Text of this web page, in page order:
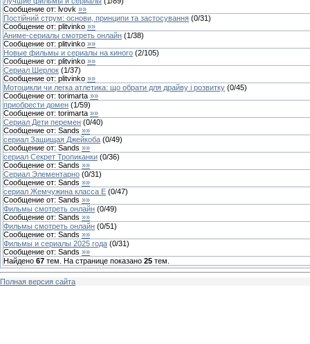
Сообщение от: lvovk »»
Постійний струм: основи, принципи та застосування (0/31)
Сообщение от: plitvinko »»
Аниме-сериалы смотреть онлайн (1/38)
Сообщение от: plitvinko »»
Новые фильмы и сериалы на киного (2/105)
Сообщение от: plitvinko »»
Сериал Шерлок (1/37)
Сообщение от: plitvinko »»
Мотоцикли чи легка атлетика: що обрати для драйву і розвитку (0/45)
Сообщение от: torimarta »»
приобрести домен (1/59)
Сообщение от: torimarta »»
Сериал Дети перемен (0/40)
Сообщение от: Sands »»
сериал Защищая Джейкоба (0/49)
Сообщение от: Sands »»
сериал Секрет Тропиканки (0/36)
Сообщение от: Sands »»
Сериал Элементарно (0/31)
Сообщение от: Sands »»
сериал Жемчужина класса Е (0/47)
Сообщение от: Sands »»
Фильмы смотреть онлайн (0/49)
Сообщение от: Sands »»
Фильмы смотреть онлайн (0/51)
Сообщение от: Sands »»
Фильмы и сериалы 2025 года (0/31)
Сообщение от: Sands »»
Найдено 67 тем. На странице показано 25 тем.
Полная версия сайта